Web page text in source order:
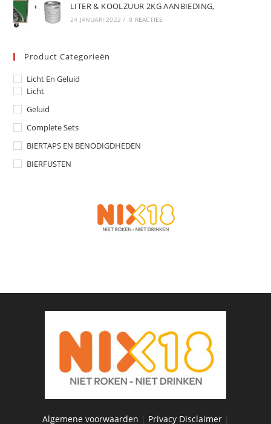
LITER & KOOLZUUR 2KG AANBIEDING,
24 JANUARI 2022 / 0 REACTIES
Product Categorieën
Licht En Geluid
Licht
Geluid
Complete Sets
BIERTAPS EN BENODIGDHEDEN
BIERFUSTEN
Algemene voorwaarden | Privacy Disclaimer |